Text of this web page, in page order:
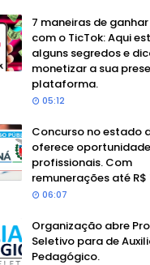
7 maneiras de
com o TicTok: Aqui
alguns segredos e
monetizar a sua
plataforma.
05:12
Concurso no estado
oferece
profissionais. Com
remunerações até R$
06:07
Organização abre
Seletivo para de
Pedagógico.